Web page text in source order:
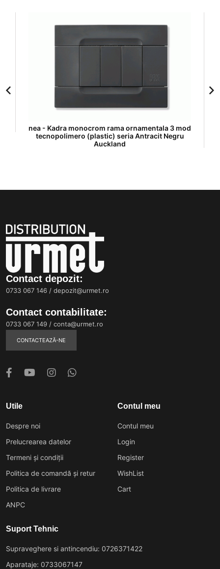
nea - Kadra monocrom rama ornamentala 3 mod
tecnopolimero (plastic) seria Antracit Negru
Auckland
Contact depozit:
0733 067 146 / depozit@urmet.ro
Contact contabilitate:
0733 067 149 / conta@urmet.ro
CONTACTEAZĂ-NE
Utile
Despre noi
Prelucrearea datelor
Termeni și condiții
Politica de comandă și retur
Politica de livrare
ANPC
Contul meu
Contul meu
Login
Register
WishList
Cart
Suport Tehnic
Supraveghere si antincendiu: 0726371422
Aparataje: 0733067147